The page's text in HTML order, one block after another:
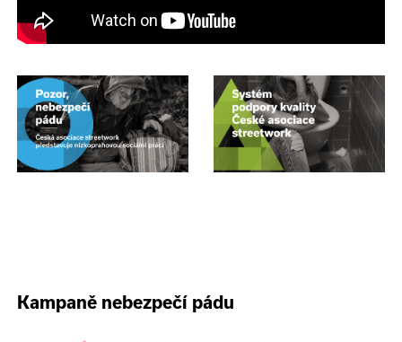
Kampaně nebezpečí pádu